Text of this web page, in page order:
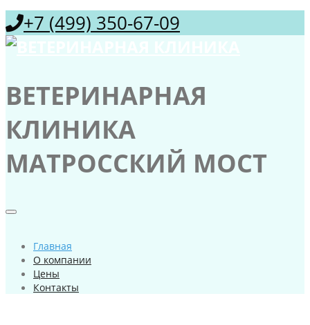
+7 (499) 350-67-09
ВЕТЕРИНАРНАЯ
КЛИНИКА
МАТРОССКИЙ МОСТ
Главная
О компании
Цены
Контакты